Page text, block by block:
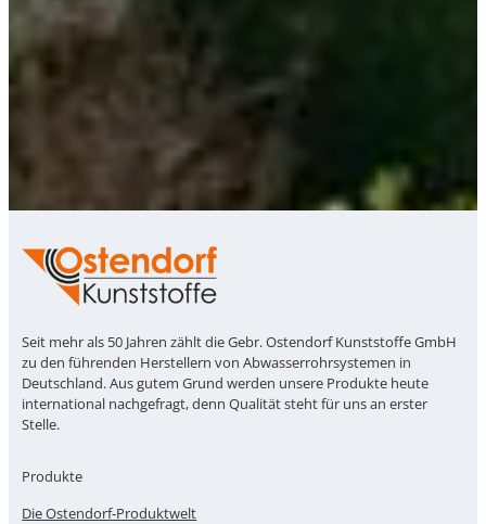
Seit mehr als 50 Jahren zählt die Gebr. Ostendorf Kunststoffe GmbH
zu den führenden Herstellern von Abwasserrohrsystemen in
Deutschland. Aus gutem Grund werden unsere Produkte heute
international nachgefragt, denn Qualität steht für uns an erster
Stelle.
Produkte
Die Ostendorf-Produktwelt